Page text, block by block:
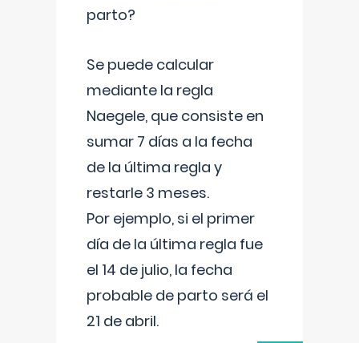
parto?
Se puede calcular
mediante la regla
Naegele, que consiste en
sumar 7 días a la fecha
de la última regla y
restarle 3 meses.
Por ejemplo, si el primer
día de la última regla fue
el 14 de julio, la fecha
probable de parto será el
21 de abril.